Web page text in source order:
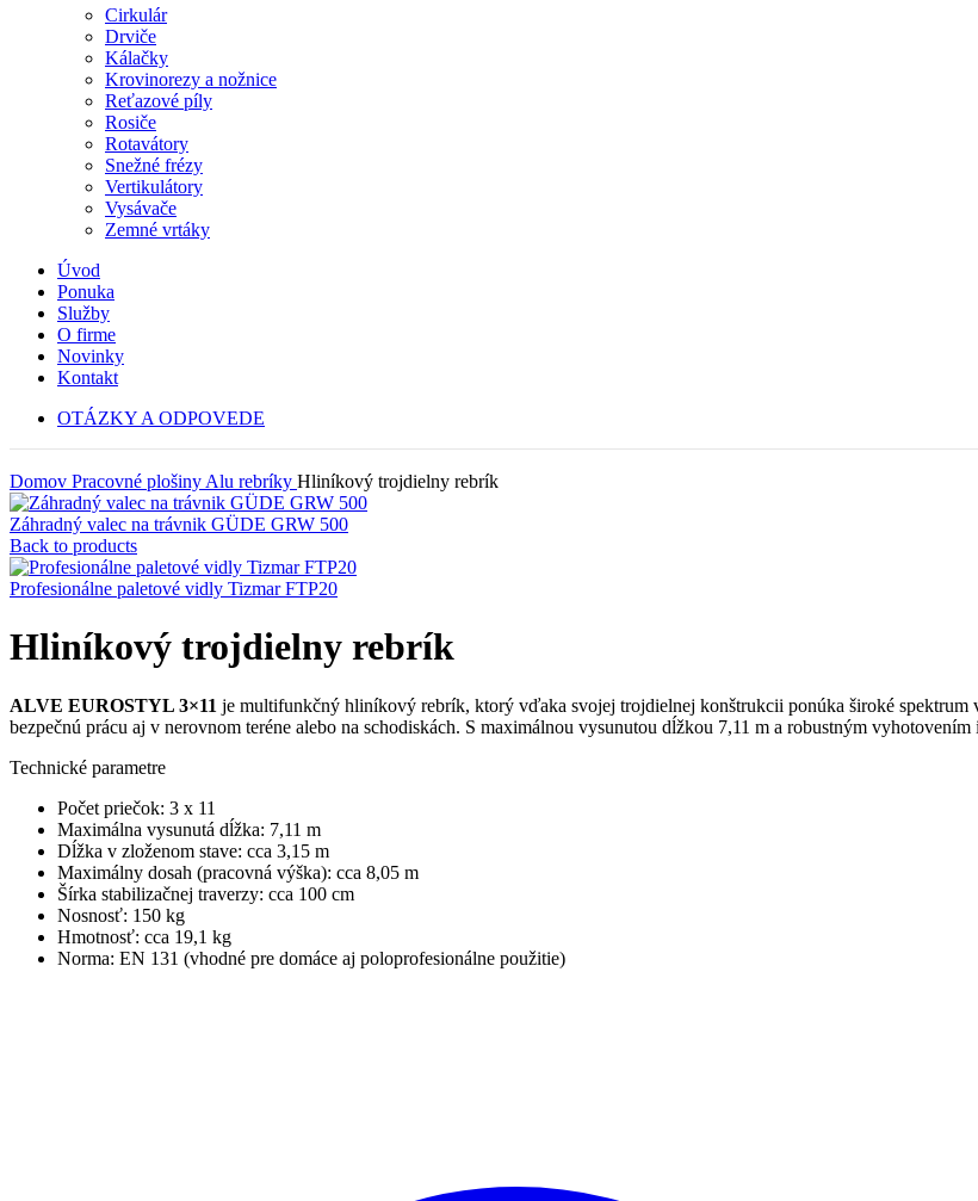
Cirkulár
Drviče
Kálačky
Krovinorezy a nožnice
Reťazové píly
Rosiče
Rotavátory
Snežné frézy
Vertikulátory
Vysávače
Zemné vrtáky
Úvod
Ponuka
Služby
O firme
Novinky
Kontakt
OTÁZKY A ODPOVEDE
Domov Pracovné plošiny Alu rebríky Hliníkový trojdielny rebrík
Záhradný valec na trávnik GÜDE GRW 500
Back to products
Profesionálne paletové vidly Tizmar FTP20
Hliníkový trojdielny rebrík
ALVE EUROSTYL 3×11 je multifunkčný hliníkový rebrík, ktorý vďaka svojej trojdielnej konštrukcii ponúka široké
bezpečnú prácu aj v nerovnom teréne alebo na schodiskách. S maximálnou vysunutou dĺžkou 7,11 m a robustným
Technické parametre
Počet priečok: 3 x 11
Maximálna vysunutá dĺžka: 7,11 m
Dĺžka v zloženom stave: cca 3,15 m
Maximálny dosah (pracovná výška): cca 8,05 m
Šírka stabilizačnej traverzy: cca 100 cm
Nosnosť: 150 kg
Hmotnosť: cca 19,1 kg
Norma: EN 131 (vhodné pre domáce aj poloprofesionálne použitie)